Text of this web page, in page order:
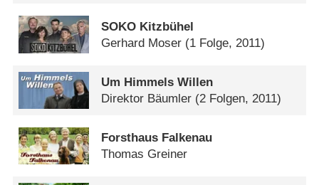
SOKO Kitzbühel
Gerhard Moser (1 Folge, 2011)
Um Himmels Willen
Direktor Bäumler (2 Folgen, 2011)
Forsthaus Falkenau
Thomas Greiner